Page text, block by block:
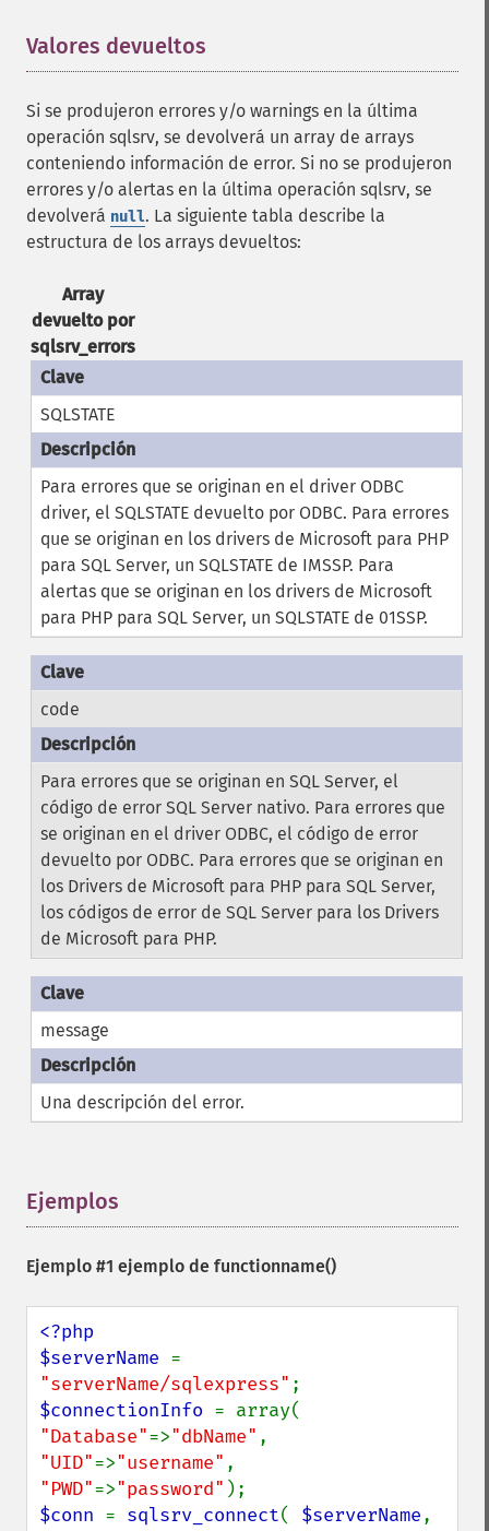
Valores devueltos
Si se produjeron errores y/o warnings en la última
operación sqlsrv, se devolverá un array de arrays
conteniendo información de error. Si no se produjeron
errores y/o alertas en la última operación sqlsrv, se
devolverá null. La siguiente tabla describe la
estructura de los arrays devueltos:
Array
devuelto por
sqlsrv_errors
SQLSTATE
Para errores que se originan en el driver ODBC
driver, el SQLSTATE devuelto por ODBC. Para errores
que se originan en los drivers de Microsoft para PHP
para SQL Server, un SQLSTATE de IMSSP. Para
alertas que se originan en los drivers de Microsoft
para PHP para SQL Server, un SQLSTATE de 01SSP.
code
Para errores que se originan en SQL Server, el
código de error SQL Server nativo. Para errores que
se originan en el driver ODBC, el código de error
devuelto por ODBC. Para errores que se originan en
los Drivers de Microsoft para PHP para SQL Server,
los códigos de error de SQL Server para los Drivers
de Microsoft para PHP.
message
Una descripción del error.
Ejemplos
Ejemplo #1 ejemplo de functionname()
<?php
$serverName
"serverName/sqlexpress"
$connectionInfo
"Database"=>"dbName"
"UID"=>"username"
"PWD"=>"password"
$conn = sqlsrv_connect( $serverName